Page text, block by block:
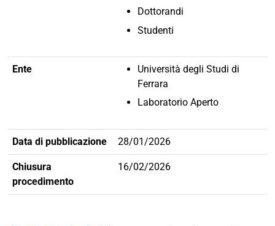
Dottorandi
Studenti
Ente
Università degli Studi di
Ferrara
Laboratorio Aperto
Data di pubblicazione 28/01/2026
Chiusura
procedimento
16/02/2026